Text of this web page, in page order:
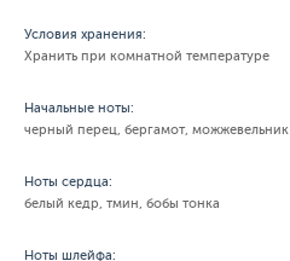
Условия хранения:
Хранить при комнатной температуре
Начальные ноты:
черный перец, бергамот, можжевельник
Ноты сердца:
белый кедр, тмин, бобы тонка
Ноты шлейфа: